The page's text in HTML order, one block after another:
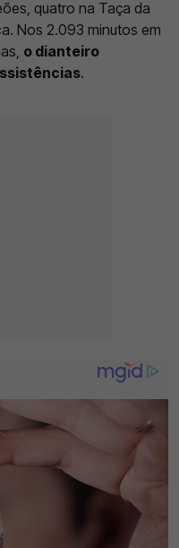
quatro na Taça da
Nos 2.093 minutos em
o dianteiro
.